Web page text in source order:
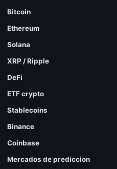
Bitcoin
Ethereum
Solana
XRP / Ripple
DeFi
ETF crypto
Stablecoins
Binance
Coinbase
Mercados de prediccion